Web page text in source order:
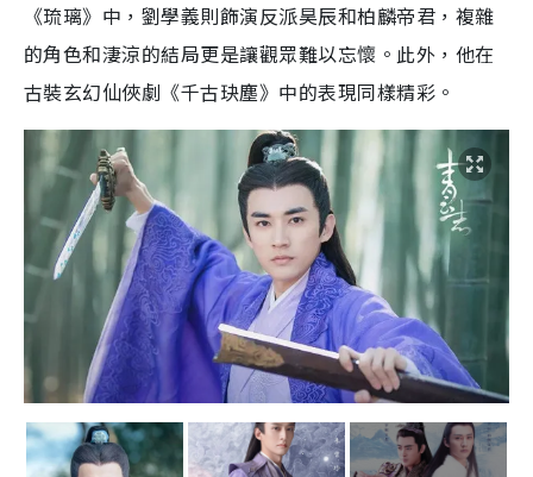
《琉璃》中，劉學義則飾演反派昊辰和柏麟帝君，複雜
的角色和淒涼的結局更是讓觀眾難以忘懷。此外，他在
古裝玄幻仙俠劇《千古玦塵》中的表現同樣精彩。